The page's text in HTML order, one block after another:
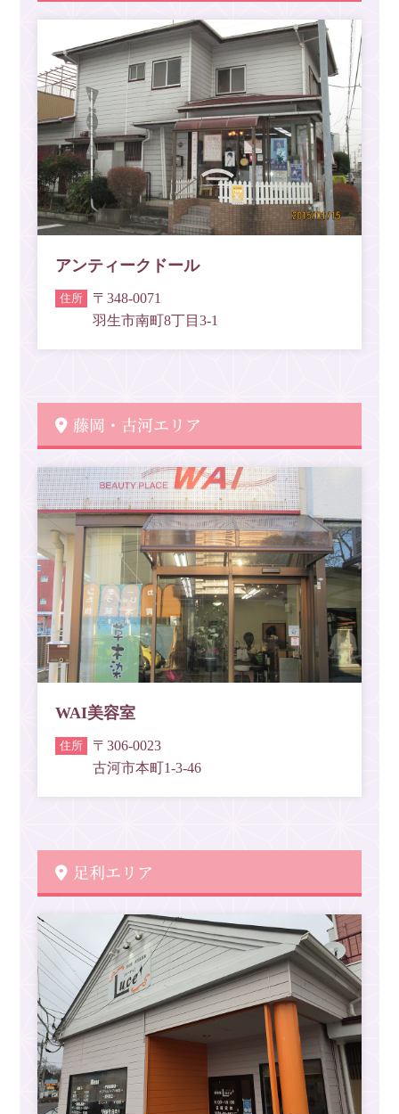
アンティークドール
〒348-0071
羽生市南町8丁目3-1
藤岡・古河エリア
WAI美容室
〒306-0023
古河市本町1-3-46
足利エリア